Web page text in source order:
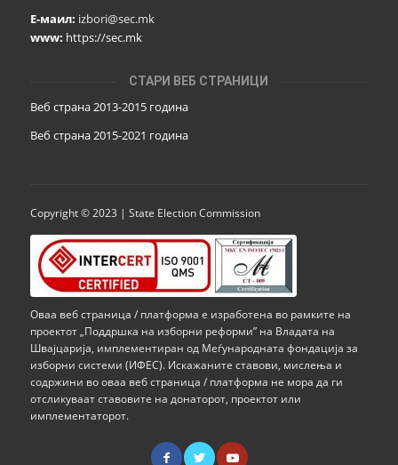
Е-маил: izbori@sec.mk
www: https://sec.mk
СТАРИ ВЕБ СТРАНИЦИ
Веб страна 2013-2015 година
Веб страна 2015-2021 година
Copyright © 2023 | State Election Commission
Оваа веб страница / платформа е изработена во рамките на
проектот „Поддршка на изборни реформи” на Владата на
Швајцарија, имплементиран од Меѓународната фондација за
изборни системи (ИФЕС). Искажаните ставови, мислења и
содржини во оваа веб страница / платформа не мора да ги
отсликуваат ставовите на донаторот, проектот или
имплементаторот.